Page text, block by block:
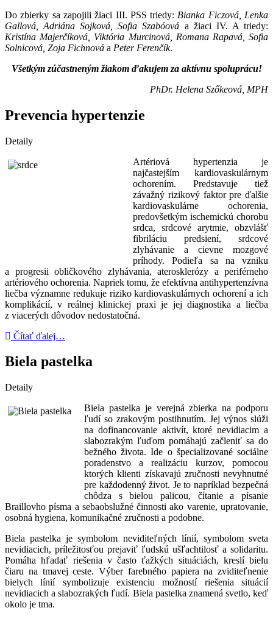
Do zbierky sa zapojili žiaci III. PSS triedy: Bianka Ficzová, Lenka
Gallová, Adriána Sojková, Sofia Szabóová a žiaci IV. A triedy:
Kristína Majerčíková, Viktória Murcinová, Romana Rapavá, Sofia
Solnicová, Zoja Fichnová a Peter Ferenčík.
Všetkým zúčastneným žiakom ďakujem za aktívnu spoluprácu!
PhDr. Helena Szőkeová, MPH
Prevencia hypertenzie
Detaily
Artériová hypertenzia je
najčastejším kardiovaskulárnym
ochorením. Predstavuje tiež
závažný rizikový faktor pre ďalšie
kardiovaskulárne ochorenia,
predovšetkým ischemickú chorobu
srdca, srdcové arytmie, obzvlášť
fibriláciu predsiení, srdcové
zlyhávanie a cievne mozgové
príhody. Podieľa sa na vzniku
a progresii obličkového zlyhávania, aterosklerózy a periférneho
artériového ochorenia. Napriek tomu, že efektívna antihypertenzívna
liečba významne redukuje riziko kardiovaskulárnych ochorení a ich
komplikácií, v reálnej klinickej praxi je jej diagnostika a liečba
z viacerých dôvodov nedostatočná.
Čítať ďalej…
Biela pastelka
Detaily
Biela pastelka je verejná zbierka na podporu
ľudí so zrakovým postihnutím. Jej výnos slúži
na dofinancovanie aktivít, ktoré nevidiacim a
slabozrakým ľuďom pomáhajú začleniť sa do
bežného života. Ide o špecializované sociálne
poradenstvo a realizáciu kurzov, pomocou
ktorých klienti získavajú zručnosti nevyhnutné
pre každodenný život. Je to napríklad bezpečná
chôdza s bielou palicou, čítanie a písanie
Braillovho písma a sebaobslužné činnosti ako varenie, upratovanie,
osobná hygiena, komunikačné zručnosti a podobne.
Biela pastelka je symbolom neviditeľných línií, symbolom sveta
nevidiacich, príležitosťou prejaviť ľudskú ušľachtilosť a solidaritu.
Pomáha hľadať riešenia v často ťažkých situáciách, kreslí bielu
čiaru na tmavej ceste. Výber farebného papiera na zviditeľnenie
bielych línií symbolizuje existenciu možností riešenia situácií
nevidiacich a slabozrakých ľudí. Biela pastelka znamená svetlo, keď
okolo je tma.